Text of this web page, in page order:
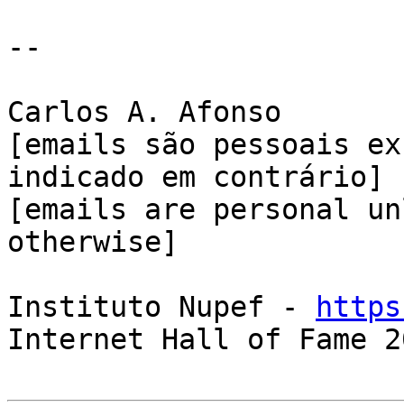
--
Carlos A. Afonso
[emails são pessoais
indicado em contrário]
[emails are personal
otherwise]
Instituto Nupef -
Internet Hall of Fame